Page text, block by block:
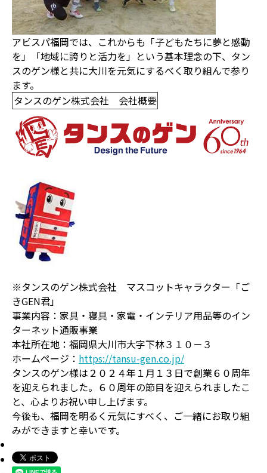
アビスパ福岡では、これからも「子どもたちに夢と感動
を」「地域に誇りと活力を」という基本理念の下、タン
スのゲン様と共に大川を元気にするべく取り組んで参り
ます。
タンスのゲン株式会社 会社概要
※タンスのゲン株式会社 マスコットキャラクター「ご
きGEN君」
事業内容：家具・寝具・家電・インテリア用品等のイン
ターネット通販事業
本社所在地：福岡県大川市大字下林３１０－３
ホームページ： https://tansu-gen.co.jp/
タンスのゲン様は２０２４年１月１３日で創業６０周年
を迎えられました。６０周年の節目を迎えられましたこ
と、心よりお祝い申し上げます。
今後も、福岡を明るく元気にすべく、ご一緒にお取り組
みができますと幸いです。